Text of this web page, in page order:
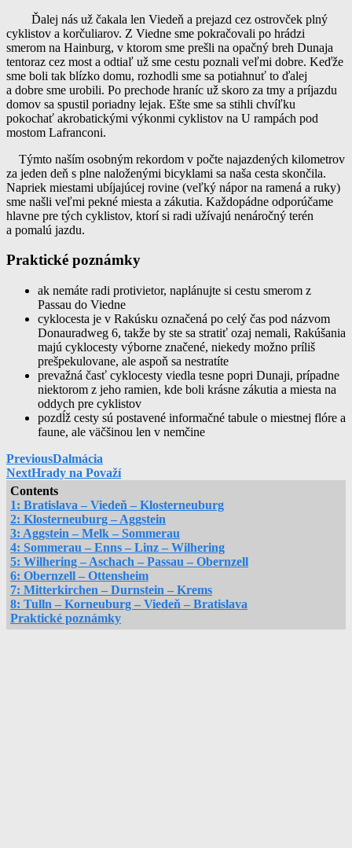
Ďalej nás už čakala len Viedeň a prejazd cez ostrovček plný
cyklistov a korčuliarov. Z Viedne sme pokračovali po hrádzi
smerom na Hainburg, v ktorom sme prešli na opačný breh Dunaja
tentoraz cez most a odtiaľ už sme cestu poznali veľmi dobre. Keďže
sme boli tak blízko domu, rozhodli sme sa potiahnuť to ďalej
a dobre sme urobili. Po prechode hraníc už skoro za tmy a príjazdu
domov sa spustil poriadny lejak. Ešte sme sa stihli chvíľku
pokochať akrobatickými výkonmi cyklistov na U rampách pod
mostom Lafranconi.
Týmto naším osobným rekordom v počte najazdených kilometrov
za jeden deň s plne naloženými bicyklami sa naša cesta skončila.
Napriek miestami ubíjajúcej rovine (veľký nápor na ramená a ruky)
sme našli veľmi pekné miesta a zákutia. Každopádne odporúčame
hlavne pre tých cyklistov, ktorí si radi užívajú nenáročný terén
a pomalú jazdu.
Praktické poznámky
ak nemáte radi protivietor, naplánujte si cestu smerom z
Passau do Viedne
cyklocesta je v Rakúsku označená po celý čas pod názvom
Donauradweg 6, takže by ste sa stratiť ozaj nemali, Rakúšania
majú cyklocesty výborne značené, niekedy možno príliš
prešpekulovane, ale aspoň sa nestratíte
prevažná časť cyklocesty viedla tesne popri Dunaji, prípadne
niektorom z jeho ramien, kde boli krásne zákutia a miesta na
oddych pre cyklistov
pozdĺž cesty sú postavené informačné tabule o miestnej flóre a
faune, ale väčšinou len v nemčine
Navigácia
v
článku
PreviousDalmácia
NextHrady na Považí
Contents
1: Bratislava – Viedeň – Klosterneuburg
2: Klosterneuburg – Aggstein
3: Aggstein – Melk – Sommerau
4: Sommerau – Enns – Linz – Wilhering
5: Wilhering – Aschach – Passau – Obernzell
6: Obernzell – Ottensheim
7: Mitterkirchen – Durnstein – Krems
8: Tulln – Korneuburg – Viedeň – Bratislava
Praktické poznámky